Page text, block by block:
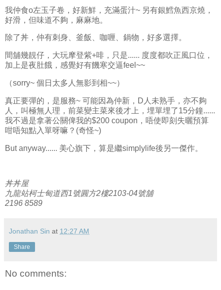
我仲食o左玉子卷，好新鮮，充滿蛋汁~ 另有銀鱈魚西京燒，
好滑，但味道不夠，麻麻地。
除了丼，仲有刺身、釜飯、咖喱、鍋物，好多選擇。
間舖幾靚仔，大玩摩登紫+啡，只是...... 度度都吹正風口位，
加上是夜肚餓，感覺好有饑寒交逼feel~~
（sorry~ 個日太多人無影到相~~）
真正要彈的，是服務~ 可能因為仲新，D人未熟手，亦不夠
人，叫極無人理，前菜變主菜來後才上，埋單埋了15分鐘......
我不過是拿著公關俾我的$200 coupon，唔使即刻失曬預算
咁唔知點入單呀嘛？(奇怪~)
But anyway...... 美心旗下，算是繼simplylife後另一傑作。
丼丼屋
九龍站柯士甸道西1號圓方2樓2103-04號舖
2196 8589
Jonathan Sin at 12:27 AM
Share
No comments: